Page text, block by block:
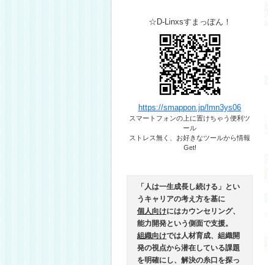
☆D-Linxsすまっぽん！
https://smappon.jp/lmn3ys06
スマートフォンの上に置けちゃう便利ツ
ール​
ストレス無く、お好きなツールから情報
Get!
「人は一生成長し続ける」とい
うキャリアの考え方を基に
個人向けにはカウンセリング、
能力開発という側面で支援。
組織向けでは人材育成、組織開
発の視点から潜在している課題
を明確にし、解決の糸口を探っ